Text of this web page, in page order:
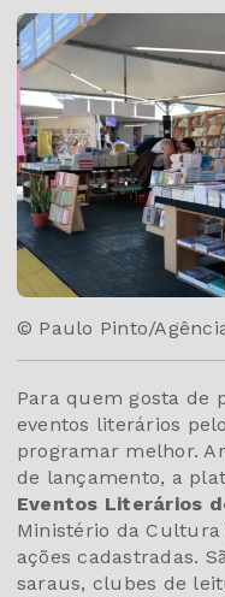
© Paulo Pinto/
Para quem gosta de
eventos literários
programar melhor.
de lançamento, a
Eventos Literários
Ministério da
ações cadastradas.
saraus, clubes de